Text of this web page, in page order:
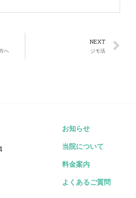
へ
NEXT
ジモ活
お知らせ
当院について
料金案内
よくあるご質問